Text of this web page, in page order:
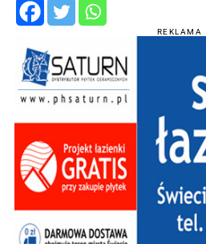
REKLAMA